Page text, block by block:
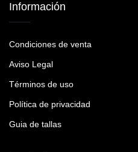
Información
Condiciones de venta
Aviso Legal
Términos de uso
Política de privacidad
Guia de tallas